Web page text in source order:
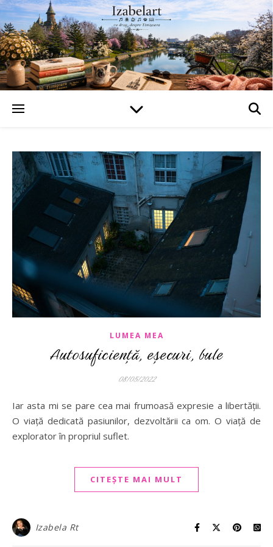
LUMEA MEA
Autosuficiență, eșecuri, bule
08/05/2022
Iar asta mi se pare cea mai frumoasă expresie a libertății.
O viață dedicată pasiunilor, dezvoltării ca om. O viață de
explorator în propriul suflet.
CITEȘTE MAI MULT
Izabela Rt